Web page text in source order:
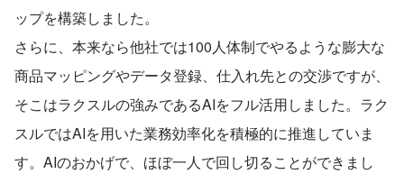
ップを構築しました。
さらに、本来なら他社では100人体制でやるような膨大な
商品マッピングやデータ登録、仕入れ先との交渉ですが、
そこはラクスルの強みであるAIをフル活用しました。ラク
スルではAIを用いた業務効率化を積極的に推進していま
す。AIのおかげで、ほぼ一人で回し切ることができまし